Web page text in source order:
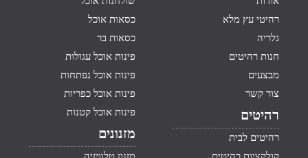
רהיטי עץ מלא
גלריה
חנות רהיטים
מבצעים
צור קשר
רהיטים
רהיטים לבית
כסאות אוכל
כסאות בר
פינות אוכל עגולות
פינות אוכל נפתחות
פינות אוכל כפריות
פינות אוכל קטנות
מזנונים